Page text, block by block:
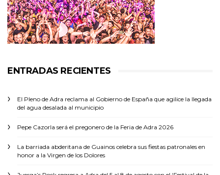
ENTRADAS RECIENTES
El Pleno de Adra reclama al Gobierno de España que agilice la llegada
del agua desalada al municipio
Pepe Cazorla será el pregonero de la Feria de Adra 2026
La barriada abderitana de Guainos celebra sus fiestas patronales en
honor a la Virgen de los Dolores